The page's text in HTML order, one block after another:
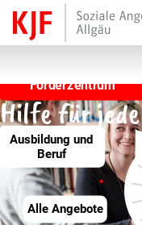
Hilfe für jede
Alle Angebote
Ausbildung und
Beruf
Förderzentrum